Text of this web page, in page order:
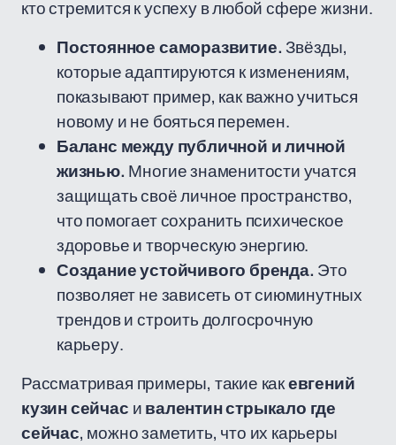
кто стремится к успеху в любой сфере жизни.
Постоянное саморазвитие. Звёзды,
которые адаптируются к изменениям,
показывают пример, как важно учиться
новому и не бояться перемен.
Баланс между публичной и личной
жизнью. Многие знаменитости учатся
защищать своё личное пространство,
что помогает сохранить психическое
здоровье и творческую энергию.
Создание устойчивого бренда. Это
позволяет не зависеть от сиюминутных
трендов и строить долгосрочную
карьеру.
Рассматривая примеры, такие какевгений
кузин сейчас ивалентин стрыкало где
сейчас, можно заметить, что их карьеры